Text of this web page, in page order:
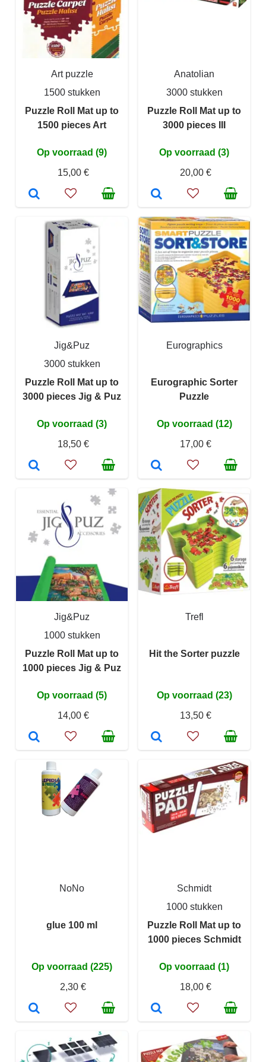
Art puzzle
1500 stukken
Puzzle Roll Mat up to
1500 pieces Art
Op voorraad (9)
15,00 €
Anatolian
3000 stukken
Puzzle Roll Mat up to
3000 pieces III
Op voorraad (3)
20,00 €
Jig&Puz
3000 stukken
Puzzle Roll Mat up to
3000 pieces Jig & Puz
Op voorraad (3)
18,50 €
Eurographics
Eurographic Sorter
Puzzle
Op voorraad (12)
17,00 €
Jig&Puz
1000 stukken
Puzzle Roll Mat up to
1000 pieces Jig & Puz
Op voorraad (5)
14,00 €
Trefl
Hit the Sorter puzzle
Op voorraad (23)
13,50 €
NoNo
glue 100 ml
Op voorraad (225)
2,30 €
Schmidt
1000 stukken
Puzzle Roll Mat up to
1000 pieces Schmidt
Op voorraad (1)
18,00 €